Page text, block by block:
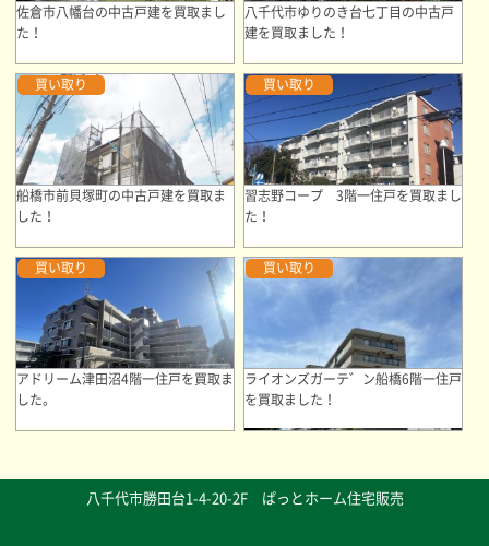
佐倉市八幡台の中古戸建を買取まし
た！
八千代市ゆりのき台七丁目の中古戸
建を買取ました！
買い取り
船橋市前貝塚町の中古戸建を買取ま
した！
買い取り
習志野コープ 3階一住戸を買取まし
た！
買い取り
アドリーム津田沼4階一住戸を買取ま
した。
買い取り
ライオンズガーテ゛ン船橋6階一住戸
を買取ました！
八千代市勝田台1-4-20-2F ぱっとホーム住宅販売